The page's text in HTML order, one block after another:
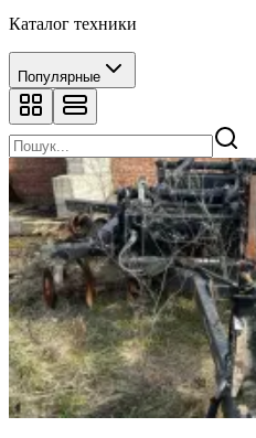
Каталог техники
Популярные